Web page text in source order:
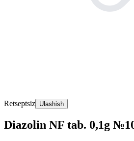
Retseptsiz Ulashish
Diazolin NF tab. 0,1g